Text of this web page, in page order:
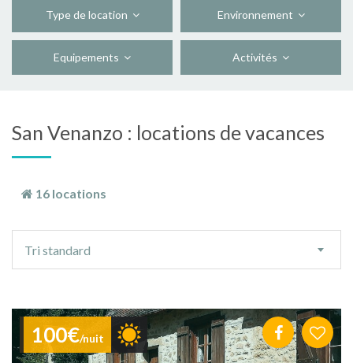
Type de location Environnement
Equipements Activités
San Venanzo : locations de vacances
16 locations
tri
Tri standard
100€/nuit